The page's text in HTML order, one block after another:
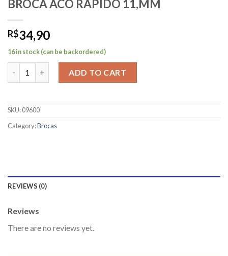
BROCA ACO RAPIDO 11,MM
R$34,90
16 in stock (can be backordered)
ADD TO CART
SKU:09600
Category:Brocas
REVIEWS (0)
Reviews
There are no reviews yet.